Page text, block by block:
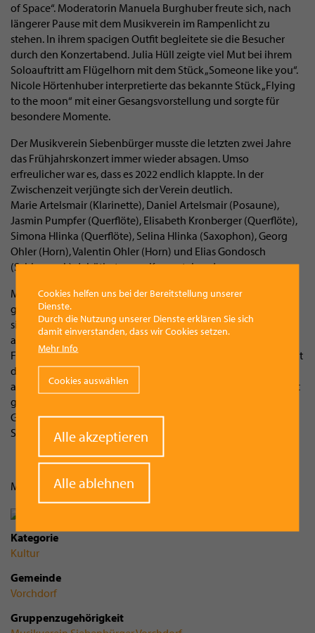
of Space“. Moderatorin Manuela Burghuber freute sich, nach
längerer Pause mit dem Musikverein im Rampenlicht zu
stehen. In ihrem spacigen Outfit begleitete sie die Besucher
durch den Konzertabend. Julia Hüll zeigte viel Mut bei ihrem
Soloauftritt am Flügelhorn mit dem Stück „Someone like you“.
Nicole Hörtenhuber interpretierte das bekannte Stück „Flying
to the moon“ mit einer Gesangsvorstellung und sorgte für
besondere Momente.
Der Musikverein Siebenbürger musste die letzten zwei Jahre
das Frühjahrskonzert immer wieder absagen. Umso
erfreulicher war es, dass es 2022 endlich klappte. In der
Zwischenzeit verjüngte sich der Verein deutlich.
Marie Artelsmair (Klarinette), Daniel Artelsmair (Posaune),
Jasmin Pumpfer (Querflöte), Elisabeth Kronberger (Querflöte),
Simona Hlinka (Querflöte), Selina Hlinka (Saxophon), Georg
Ohler (Horn), Valentin Ohler (Horn) und Elias Gondosch
(Schlagwerk) debütierten am Konzertabend.
Mit einer kleinen „Rakete“, gefüllt mit hopfigem Treibstoff
gratulierten die Musiker ihrem Kapellmeister Martin Ohler, der
sich in seiner Bescheidenheit kurz bei allen bedankte und
anschließend eine Gesangszugabe präsentierte. Martina
Fischer und Nicole Hörtenhuber wünschten den Besuchern mit
dem Seer-Schlager „Kimm guat hoam“ alles Gute, was
angesichts der winterlichen Wetterlage beim Frühjahrskonzert
gut passte. Zuvor nutzten die Konzertgäste noch die
Gelegenheit, bei frischen Getränken ausreichend
Sozialkontakte zu pflegen.
Mehr Fotos aufwww.vorchdorfer.at
Kategorie
Kultur
Gemeinde
Vorchdorf
Gruppenzugehörigkeit
Cookies helfen uns bei der Bereitstellung unserer
Dienste.
Durch die Nutzung unserer Dienste erklären Sie sich
damit einverstanden, dass wir Cookies setzen.
Mehr Info
Cookies auswählen
Alle akzeptieren
Alle ablehnen